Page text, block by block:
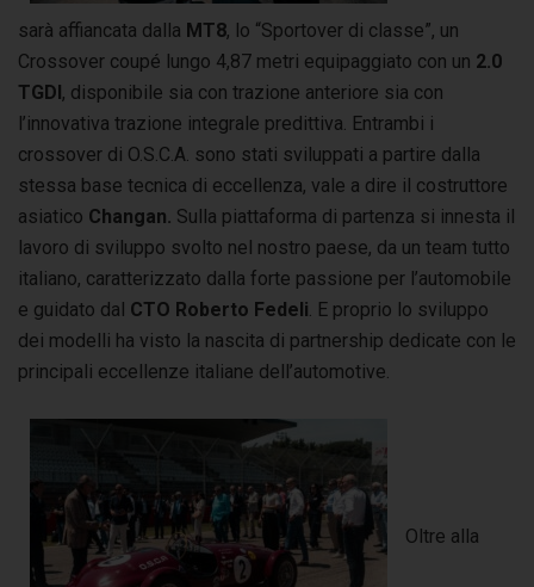
sarà affiancata dalla MT8, lo “Sportover di classe”, un
Crossover coupé lungo 4,87 metri equipaggiato con un 2.0
TGDI, disponibile sia con trazione anteriore sia con
l’innovativa trazione integrale predittiva. Entrambi i
crossover di O.S.C.A. sono stati sviluppati a partire dalla
stessa base tecnica di eccellenza, vale a dire il costruttore
asiatico Changan. Sulla piattaforma di partenza si innesta il
lavoro di sviluppo svolto nel nostro paese, da un team tutto
italiano, caratterizzato dalla forte passione per l’automobile
e guidato dal CTO Roberto Fedeli . E proprio lo sviluppo
dei modelli ha visto la nascita di partnership dedicate con le
principali eccellenze italiane dell’automotive.
Oltre alla